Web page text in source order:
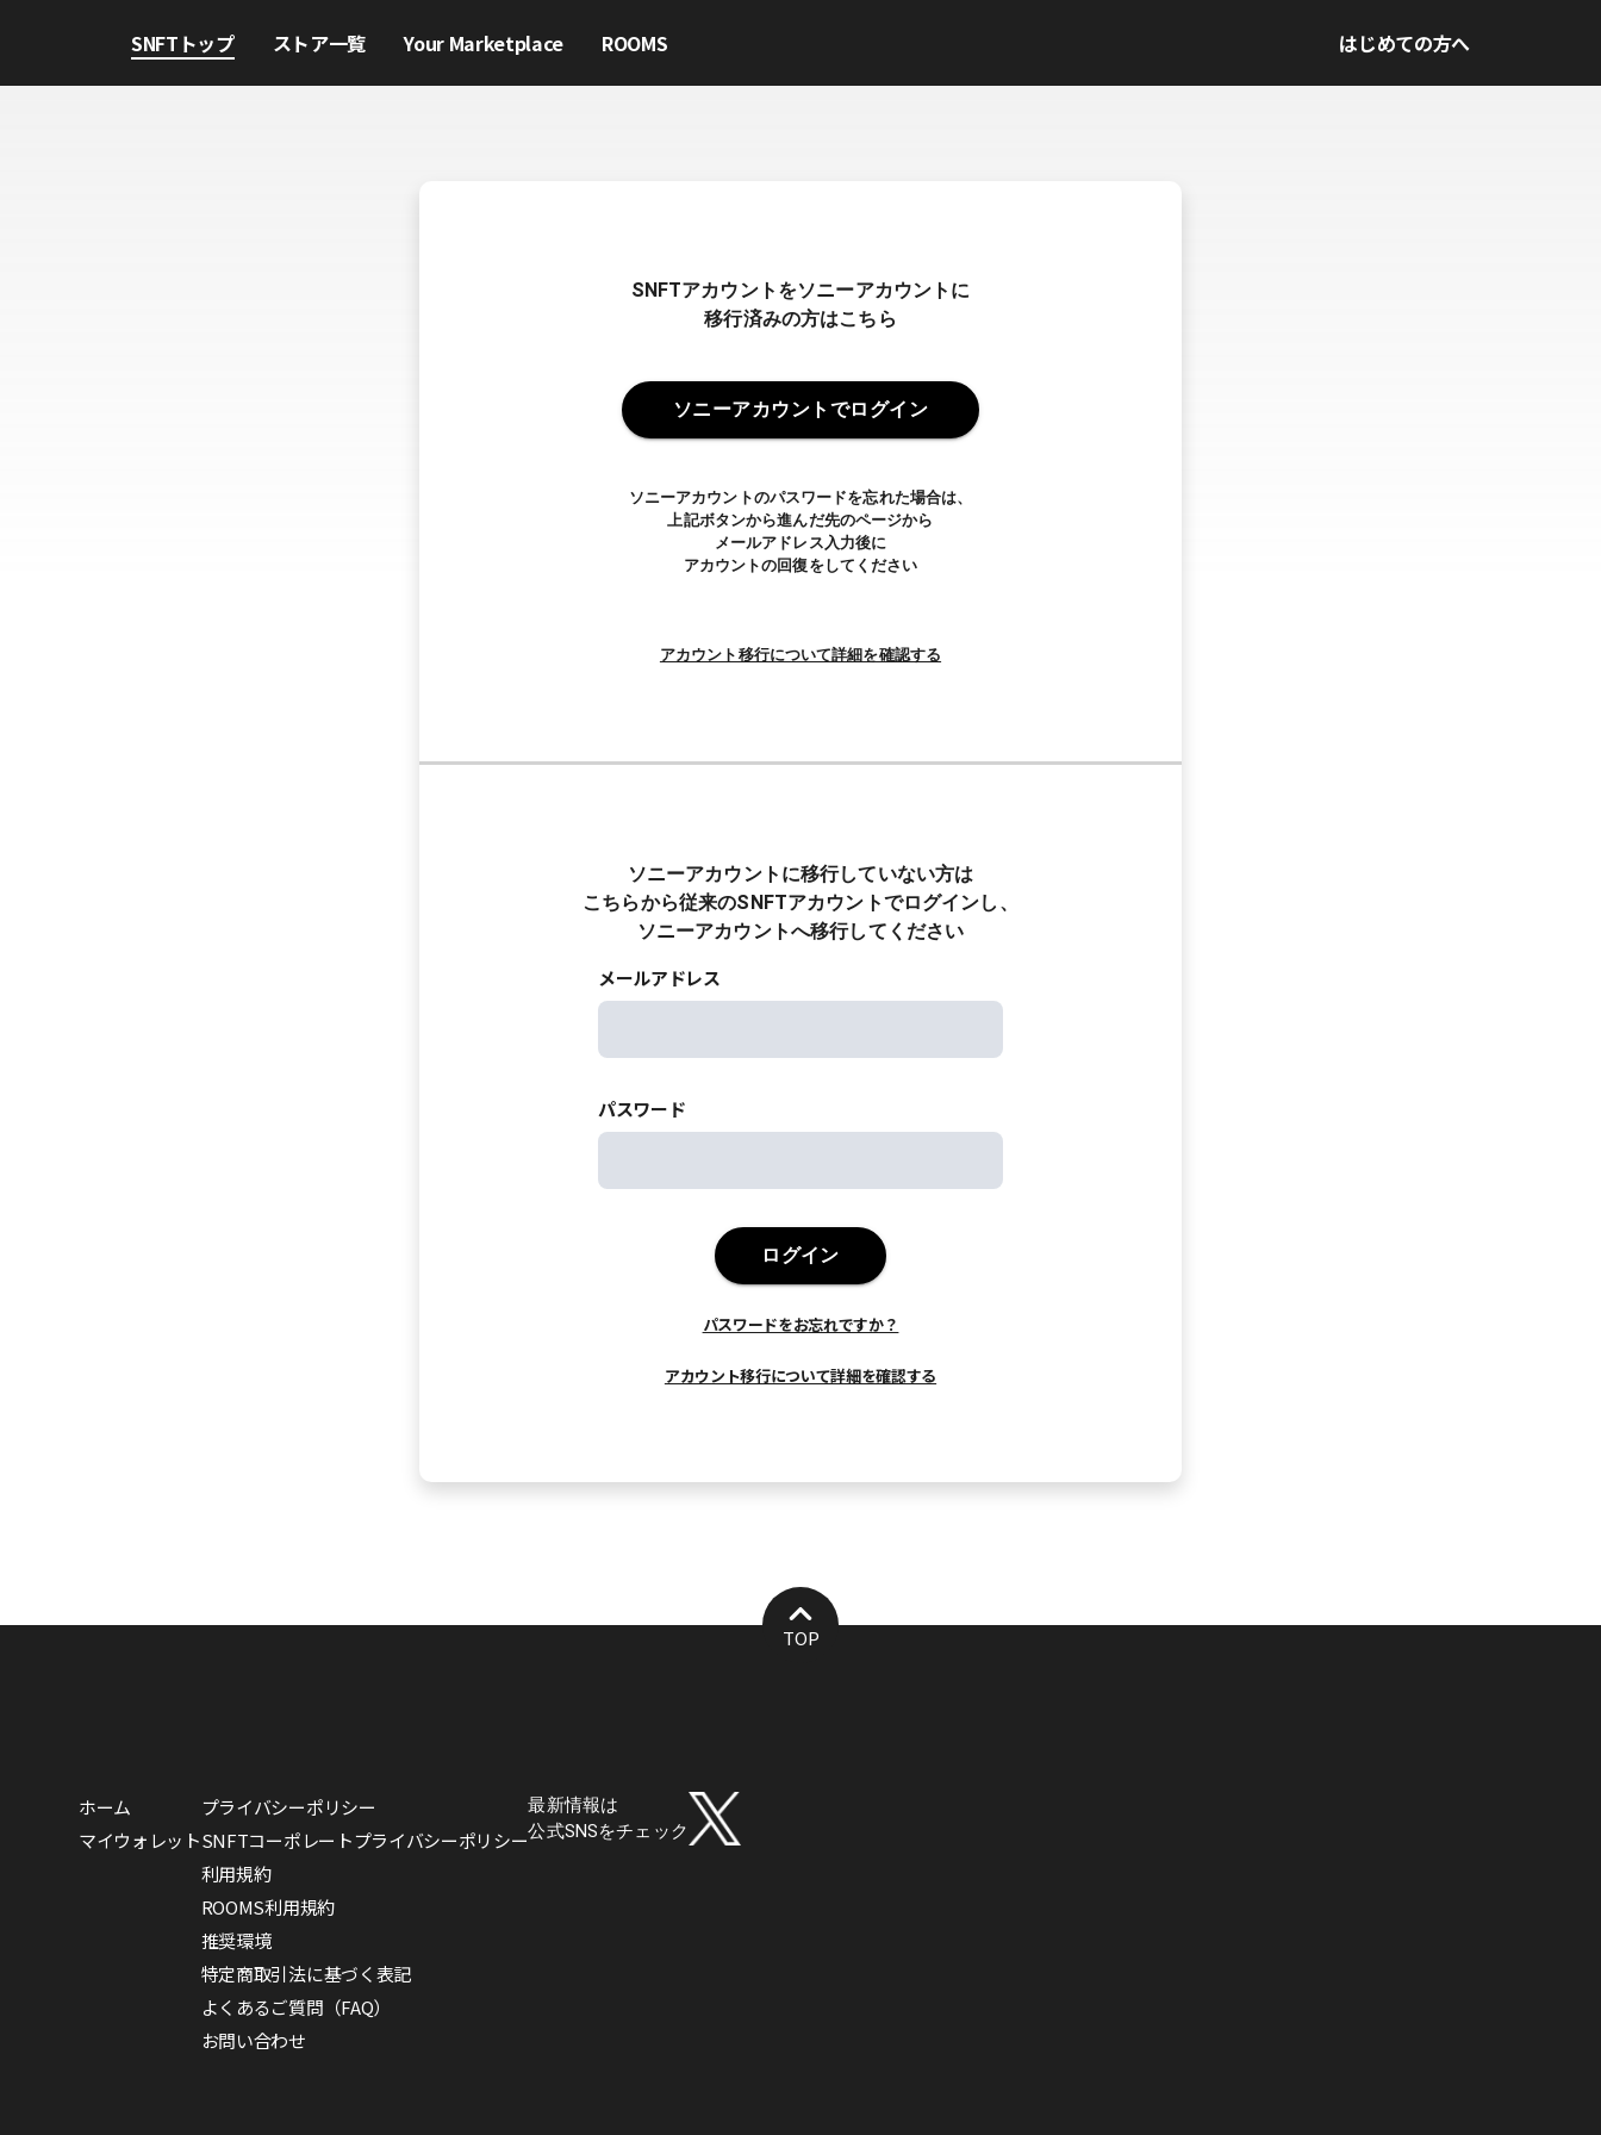
SNFTトップ ストア一覧 Your Marketplace ROOMS はじめての方へ
SNFTアカウントをソニーアカウントに
移行済みの方はこちら
ソニーアカウントでログイン
ソニーアカウントのパスワードを忘れた場合は、
上記ボタンから進んだ先のページから
メールアドレス入力後に
アカウントの回復をしてください
アカウント移行について詳細を確認する
ソニーアカウントに移行していない方は
こちらから従来のSNFTアカウントでログインし、
ソニーアカウントへ移行してください
メールアドレス
パスワード
ログイン
パスワードをお忘れですか？
アカウント移行について詳細を確認する
TOP
ホーム
マイウォレット
プライバシーポリシー
SNFTコーポレートプライバシーポリシー
利用規約
ROOMS利用規約
推奨環境
特定商取引法に基づく表記
よくあるご質問（FAQ）
お問い合わせ
最新情報は
公式SNSをチェック